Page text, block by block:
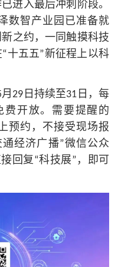
进入最后冲刺阶段。
数智产业园已准备就
之约，一同触摸科技
十五五”新征程上以科
29日持续至31日，每
费开放。需要提醒的
预约，不接受现场报
经济广播”微信公众
回复“科技展”，即可